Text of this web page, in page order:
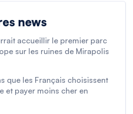
news
accueillir le premier parc
sur les ruines de Mirapolis
que les Français choisissent
et payer moins cher en